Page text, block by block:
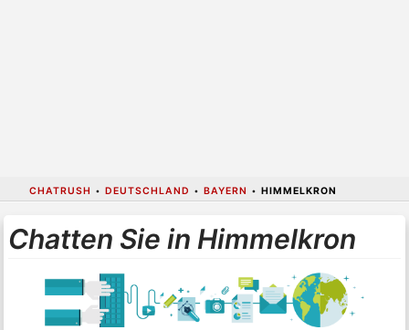
CHATRUSH • DEUTSCHLAND • BAYERN • HIMMELKRON
Chatten Sie in Himmelkron